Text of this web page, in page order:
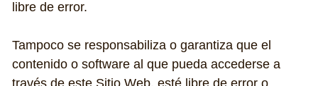
libre de error.
Tampoco se responsabiliza o garantiza que el
contenido o software al que pueda accederse a
través de este Sitio Web, esté libre de error o